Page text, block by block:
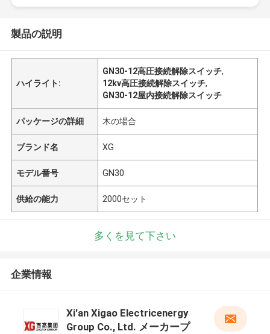
製品の説明
ハイライト:
GN30-12高圧接続解除スイッチ,
12kv高圧接続解除スイッチ,
GN30-12屋内接続解除スイッチ
パッケージの詳細 木の場合
ブランド名 XG
モデル番号 GN30
供給の能力 2000セット
多くを見て下さい
企業情報
Xi'an Xigao Electricenergy
Group Co., Ltd. メーカープ